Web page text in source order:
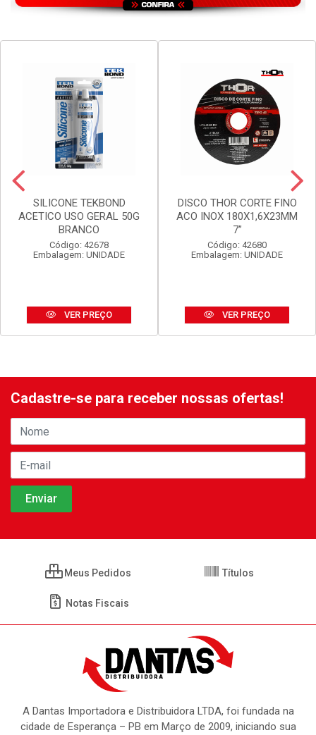
SILICONE TEKBOND
ACETICO USO GERAL 50G
BRANCO
Código: 42678
Embalagem: UNIDADE
VER PREÇO
DISCO THOR CORTE FINO
ACO INOX 180X1,6X23MM
7”
Código: 42680
Embalagem: UNIDADE
VER PREÇO
Cadastre-se para receber nossas ofertas!
Meus Pedidos Títulos
Notas Fiscais
A Dantas Importadora e Distribuidora LTDA, foi fundada na
cidade de Esperança – PB em Março de 2009, iniciando sua